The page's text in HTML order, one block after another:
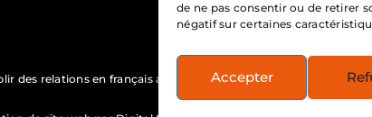
de ne pas consentir ou de retirer
négatif sur certaines
Accepter
Plan de confidentialité
des relations en français avec la clientèle du Québec